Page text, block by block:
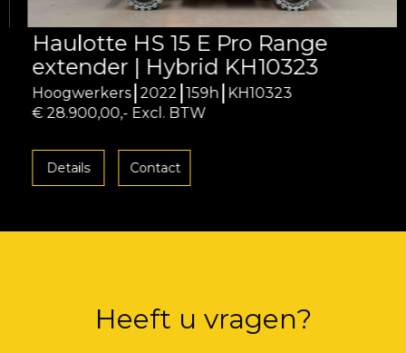
Haulotte HS 15 E Pro Range
extender | Hybrid KH10323
Hoogwerkers 2022 159h
KH10323
€ 28.900,00,- Excl. BTW
Details Contact
Heeft u vragen?